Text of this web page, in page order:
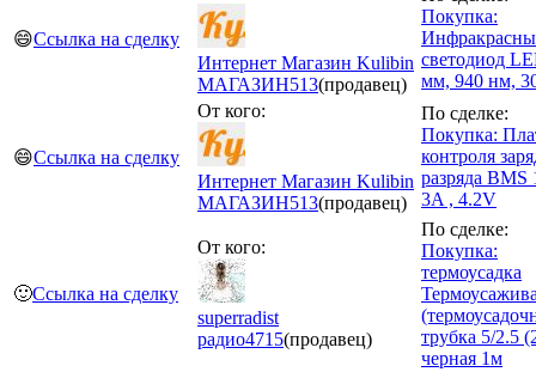
😄Ссылка на сделку
Интернет Магазин Kulibin
МАГАЗИН513(продавец)
Покупка:
светодиод
мм, 940 нм,
😄Ссылка на сделку
От кого:
Интернет Магазин Kulibin
МАГАЗИН513(продавец)
По сделке:
Покупка:
контроля
разряда BMS
3A , 4.2V
🙂Ссылка на сделку
От кого:
superradist
радио4715(продавец)
По сделке:
Покупка:
термоусадка
трубка 5/2.5
черная 1м